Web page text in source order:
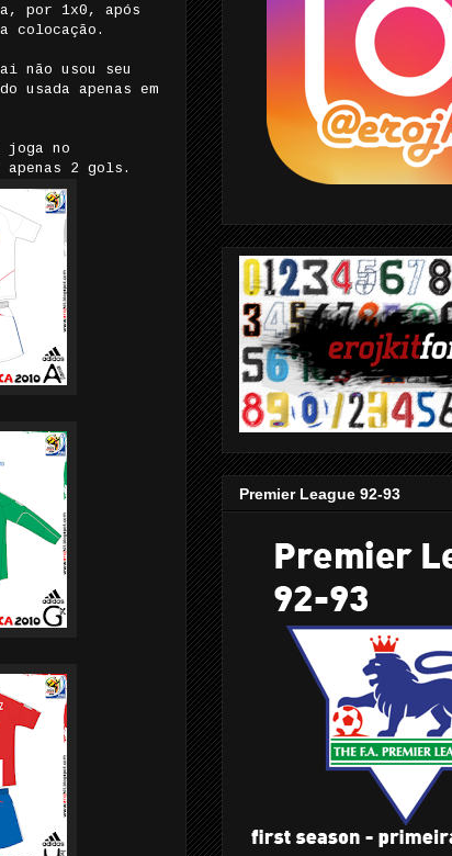
por 1x0, após
colocação.
não usou seu
usada apenas em
joga no
apenas 2 gols.
Premier League 92-93